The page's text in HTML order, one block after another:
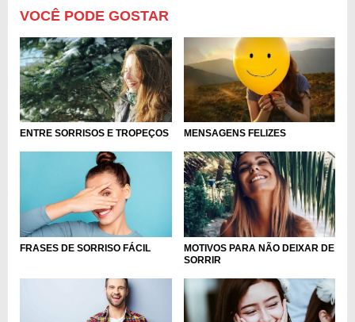
VOCÊ PODE GOSTAR
ENTRE SORRISOS E TROPEÇOS MENSAGENS FELIZES
FRASES DE SORRISO FÁCIL
MOTIVOS PARA NÃO DEIXAR DE
SORRIR